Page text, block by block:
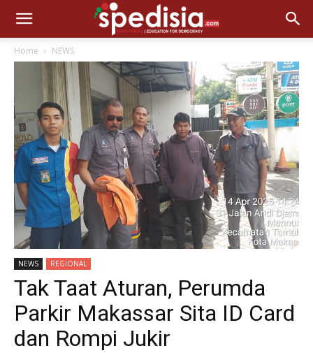
Home NEWS
NEWS REGIONAL
Tak Taat Aturan, Perumda
Parkir Makassar Sita ID Card
dan Rompi Jukir